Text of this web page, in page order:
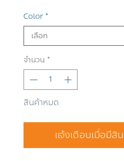
Color *
จำนวน *
สินค้าหมด
แจ้งเตือนเมื่อมีสิ